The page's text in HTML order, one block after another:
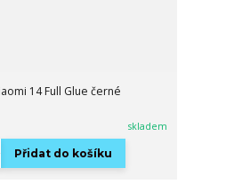
14 Full Glue černé
skladem
Přidat do košíku